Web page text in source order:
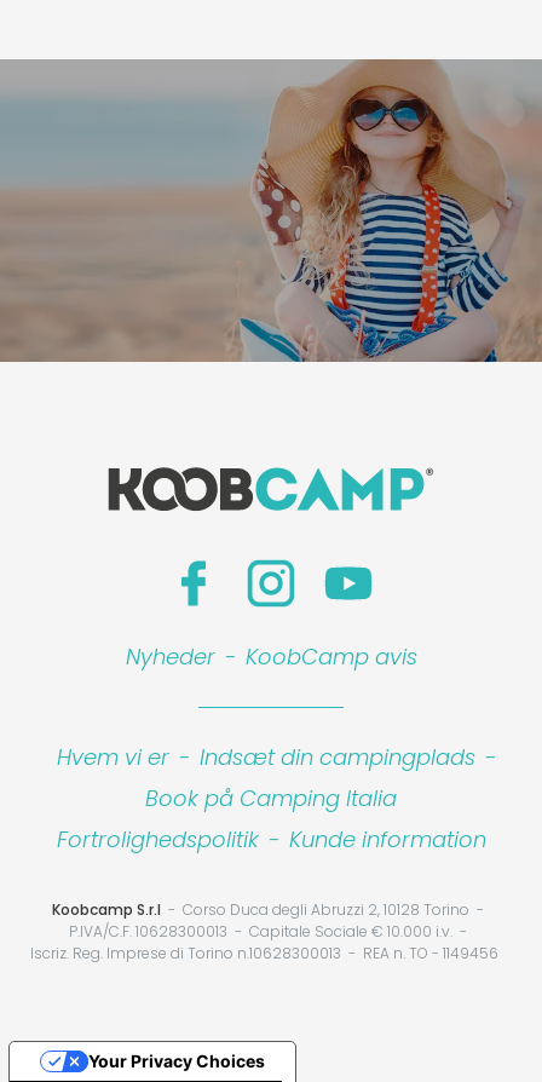
Nyheder - KoobCamp avis
Hvem vi er - Indsæt din campingplads -
Book på Camping Italia
Fortrolighedspolitik - Kunde information
Koobcamp S.r.l
Corso Duca degli Abruzzi 2, 10128 Torino
P.IVA/C.F. 10628300013
Capitale Sociale € 10.000 i.v.
Iscriz. Reg. Imprese di Torino n.10628300013
REA n. TO - 1149456
Your Privacy Choices